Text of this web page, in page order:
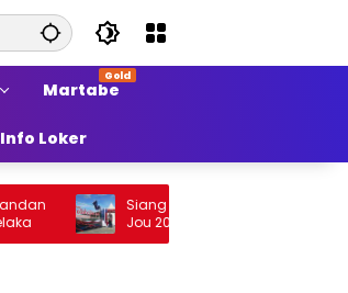
Martabe
Info Loker
Siang Ini Opening Festival Tao Toba Jou
Jou 2026 di Onan Baru Pangururan:
Malamnya Dihibur Marsada Band